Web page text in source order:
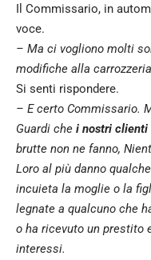
Il Commissario, in
voce.
– Ma ci vogliono molti
modifiche alla
Si senti rispondere.
– E certo Commissario.
Guardi che i nostri clienti
brutte non ne fanno,
Loro al più danno
incuieta la moglie o la
legnate a qualcuno che
o ha ricevuto un prestito
interessi.